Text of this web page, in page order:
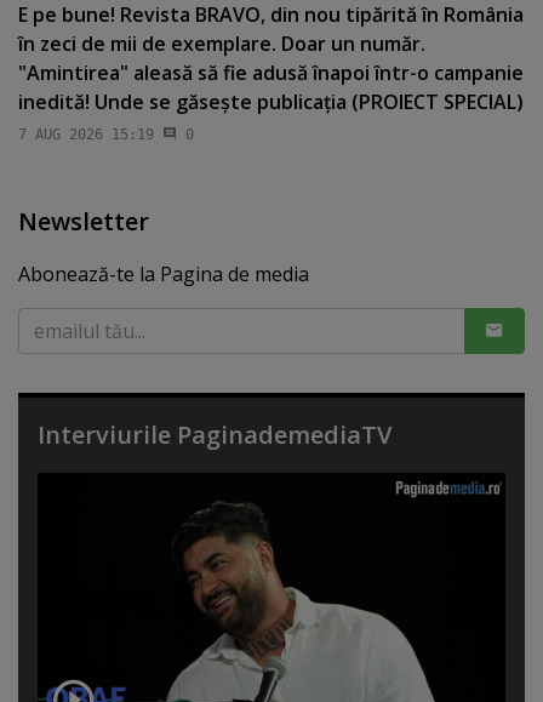
E pe bune! Revista BRAVO, din nou tipărită în România
în zeci de mii de exemplare. Doar un număr.
"Amintirea" aleasă să fie adusă înapoi într-o campanie
inedită! Unde se găseşte publicaţia (PROIECT SPECIAL)
7 AUG 2026 15:19 0
Newsletter
Abonează-te la Pagina de media
Interviurile PaginademediaTV